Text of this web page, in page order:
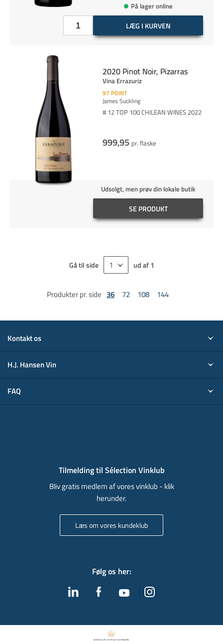
På lager online
LÆG I KURVEN
2020 Pinot Noir, Pizarras
Vina Errazuriz
97 POINT
James Suckling
# 12 TOP 100 CHILEAN WINES 2022
999,95 pr. flaske
Udsolgt, men prøv din lokale butik
SE PRODUKT
Gå til side ud af 1
Produkter pr. side 36 72 108 144
Kontakt os
H.J. Hansen Vin
FAQ
Tilmelding til Sélection Vinklub
Bliv gratis medlem af vores vinklub - klik
herunder.
Læs om vores kundeklub
Følg os her: